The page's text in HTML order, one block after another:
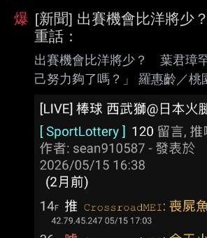
邦決定註銷阿部雄大，後藤光
部雄大的第一年打職棒，每週
上，對他來說有點艱難，這是
阿部雄大今年在一軍出賽10
防禦率4.44，後藤光尊表示，
以先在二軍持續出賽，這部分
助）跟阿部確認想法、溝通，
出賽儲備他的體力。 https://
爆 [新聞] 出賽機會比洋將少
重話：
出賽機會比洋將少？ 葉君璋
己努力夠了嗎？」 羅惠齡／桃
手郭郁政昨在天母主場對統一
隔2個月再於一軍登板，不過
分、其中5分自責分，吞下敗投
容不佳，自己也有守備上的失
璋罕見說出重話。 郭郁政在第
內野滾地球，結果他接球失誤
包，隨後就被 陳傑憲轟2分砲
打出一壘方向內野滾地球，他